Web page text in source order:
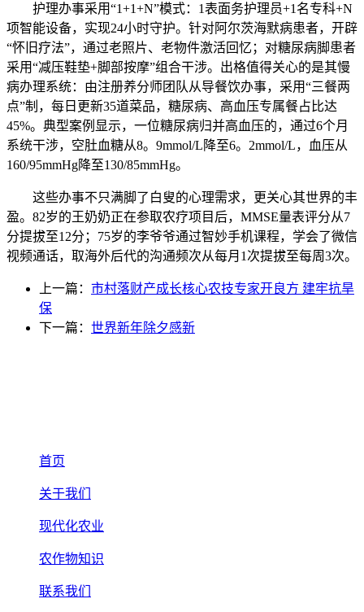
护理办事采用“1+1+N”模式：1表面务护理员+1名专科+N
项智能设备，实现24小时守护。针对阿尔茨海默病患者，开辟
“怀旧疗法”，通过老照片、老物件激活回忆；对糖尿病脚患者
采用“减压鞋垫+脚部按摩”组合干涉。出格值得关心的是其慢
病办理系统：由注册养分师团队从导餐饮办事，采用“三餐两
点”制，每日更新35道菜品，糖尿病、高血压专属餐占比达
45%。典型案例显示，一位糖尿病归并高血压的，通过6个月
系统干涉，空肚血糖从8。9mmol/L降至6。2mmol/L，血压从
160/95mmHg降至130/85mmHg。
这些办事不只满脚了白叟的心理需求，更关心其世界的丰
盈。82岁的王奶奶正在参取农疗项目后，MMSE量表评分从7
分提拔至12分；75岁的李爷爷通过智妙手机课程，学会了微信
视频通话，取海外后代的沟通频次从每月1次提拔至每周3次。
上一篇： 市村落财产成长核心农技专家开良方 建牢抗旱
保
下一篇： 世界新年除夕感新
首页
关于我们
现代化农业
农作物知识
联系我们